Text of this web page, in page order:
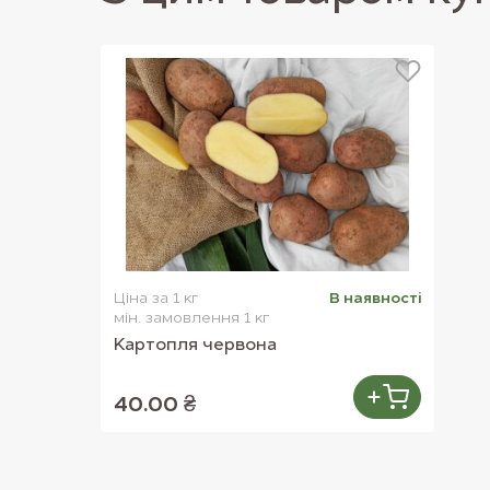
Мікроелементи: калій, кальцій, магній, натрій, сірка,
Ціна за 1 кг
мін. замовлення 1 кг
В наявностi
Картопля червона
40.00 ₴